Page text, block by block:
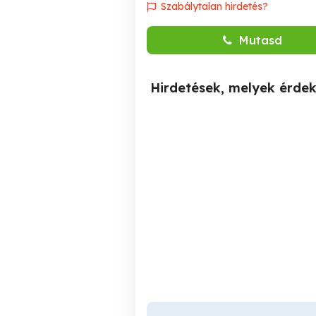
Szabálytalan hirdetés?
Mutasd
Hirdetések, melyek